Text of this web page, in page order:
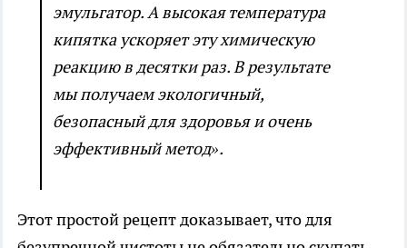
эмульгатор. А высокая температура
кипятка ускоряет эту химическую
реакцию в десятки раз. В результате
мы получаем экологичный,
безопасный для здоровья и очень
эффективный метод».
Этот простой рецепт доказывает, что для